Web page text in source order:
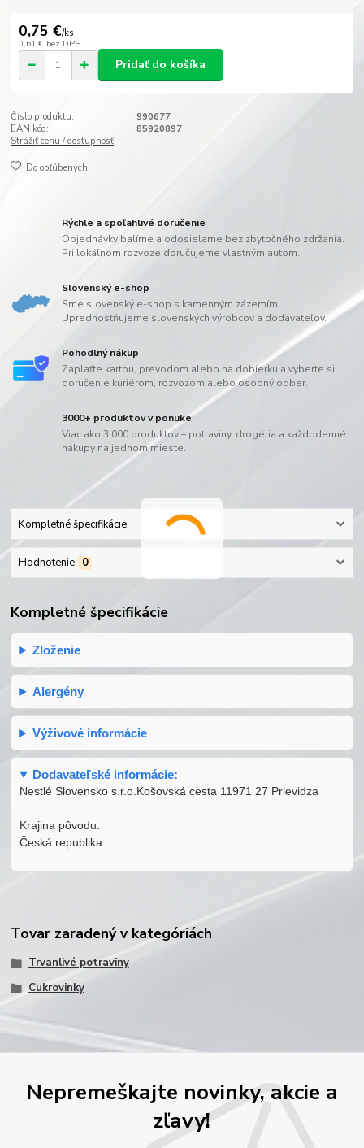
0,75 €/ks
0,61 € bez DPH
Pridať do košíka
Číslo produktu:
990677
EAN kód:
85920897
Strážiť cenu / dostupnosť
Do obľúbených
Rýchle a spoľahlivé doručenie
Objednávky balíme a odosielame bez zbytočného zdržania.
Pri lokálnom rozvoze doručujeme vlastným autom.
Slovenský e-shop
Sme slovenský e-shop s kamenným zázemím.
Uprednostňujeme slovenských výrobcov a dodávateľov.
Pohodlný nákup
Zaplaťte kartou, prevodom alebo na dobierku a vyberte si
doručenie kuriérom, rozvozom alebo osobný odber.
3000+ produktov v ponuke
Viac ako 3 000 produktov – potraviny, drogéria a každodenné
nákupy na jednom mieste.
Kompletné špecifikácie
Hodnotenie 0
Kompletné špecifikácie
Zloženie
Alergény
Výživové informácie
Dodavateľské informácie:
Nestlé Slovensko s.r.o.Košovská cesta 11971 27 Prievidza
Krajina pôvodu:
Česká republika
Tovar zaradený v kategóriách
Trvanlivé potraviny
Cukrovinky
Nepremeškajte novinky, akcie a
zľavy!